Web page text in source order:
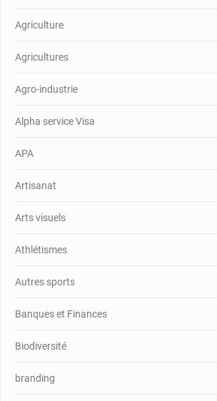
Agriculture
Agricultures
Agro-industrie
Alpha service Visa
APA
Artisanat
Arts visuels
Athlétismes
Autres sports
Banques et Finances
Biodiversité
branding